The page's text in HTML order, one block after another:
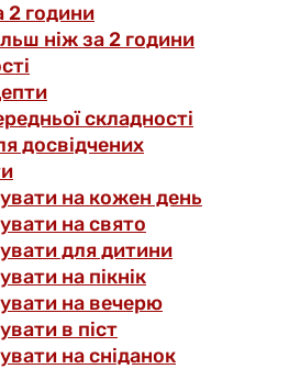
2 години
ніж за 2 години
складності
досвідчених
на кожен день
на свято
для дитини
на пікнік
на вечерю
в піст
на сніданок